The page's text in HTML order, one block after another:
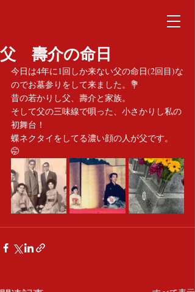
父 壽介の命日
今日は4年に1回しか来ない父の命日(2回目)な
のでお墓参りをして来ました。💐
昔の若かりし父、壽介と家族。
そして父の三味線で唄った、小さかりし私の
初舞台！
蝶ネクタイをしてる濃い顔の人が父です。
🤭